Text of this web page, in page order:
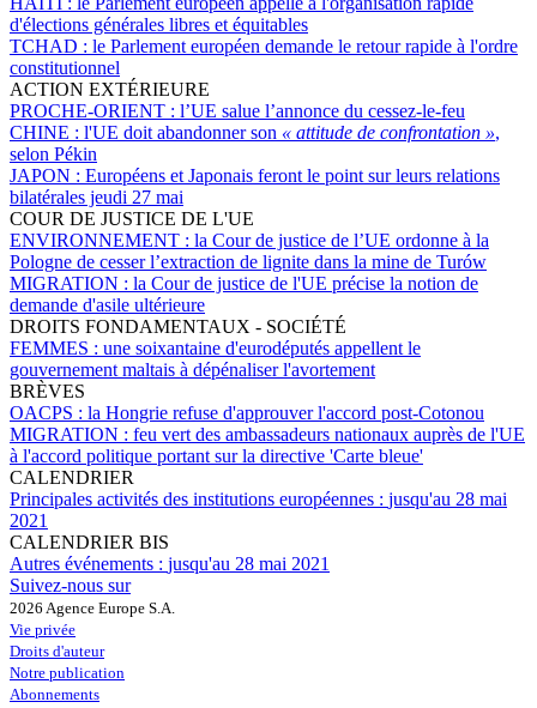
d'élections générales libres et équitables
TCHAD : le Parlement européen demande le retour rapide à l'ordre
constitutionnel
ACTION EXTÉRIEURE
PROCHE-ORIENT : l’UE salue l’annonce du cessez-le-feu
CHINE : l'UE doit abandonner son « attitude de confrontation »,
selon Pékin
JAPON : Européens et Japonais feront le point sur leurs relations
bilatérales jeudi 27 mai
COUR DE JUSTICE DE L'UE
ENVIRONNEMENT : la Cour de justice de l’UE ordonne à la
Pologne de cesser l’extraction de lignite dans la mine de Turów
MIGRATION : la Cour de justice de l'UE précise la notion de
demande d'asile ultérieure
DROITS FONDAMENTAUX - SOCIÉTÉ
FEMMES : une soixantaine d'eurodéputés appellent le
gouvernement maltais à dépénaliser l'avortement
BRÈVES
OACPS : la Hongrie refuse d'approuver l'accord post-Cotonou
MIGRATION : feu vert des ambassadeurs nationaux auprès de l'UE
à l'accord politique portant sur la directive 'Carte bleue'
CALENDRIER
Principales activités des institutions européennes : jusqu'au 28 mai
2021
CALENDRIER BIS
Autres événements : jusqu'au 28 mai 2021
Suivez-nous sur
2026 Agence Europe S.A.
Vie privée
Droits d'auteur
Notre publication
Abonnements